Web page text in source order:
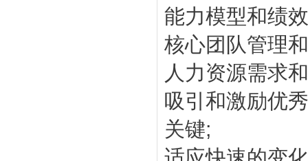
能力模型和绩
核心团队管理
人力资源需求
吸引和激励优
关键;